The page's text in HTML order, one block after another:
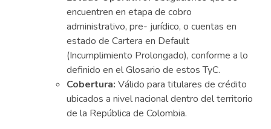
encuentren en etapa de cobro
administrativo, pre- jurídico, o cuentas en
estado de Cartera en Default
(Incumplimiento Prolongado), conforme a lo
definido en el Glosario de estos TyC.
Cobertura: Válido para titulares de crédito
ubicados a nivel nacional dentro del territorio
de la República de Colombia.